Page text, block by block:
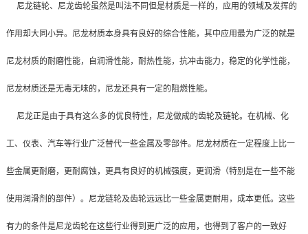
尼龙链轮、尼龙齿轮虽然是叫法不同但是材质是一样的，应用的领域及发挥的
作用却大同小异。尼龙材质本身具有良好的综合性能，其中应用最为广泛的就是
尼龙材质的耐磨性能，自润滑性能，耐热性能，抗冲击能力，稳定的化学性能，
尼龙材质还是无毒无味的，尼龙还具有一定的阻燃性能。
尼龙正是由于具有这么多的优良特性，尼龙做成的齿轮及链轮。在机械、化
工、仪表、汽车等行业广泛替代一些金属及零部件。尼龙材质在一定程度上比一
些金属更耐磨，更耐腐蚀，更具有良好的机械强度，更润滑（特别是在一些不能
使用润滑剂的部件）。尼龙链轮及齿轮远远比一些金属更耐用，成本更低。这些
有力的条件是尼龙齿轮在这些行业得到更广泛的应用，也得到了客户的一致好